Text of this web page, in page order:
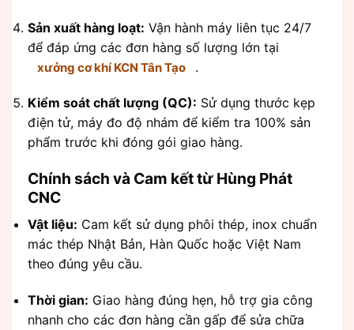
Sản xuất hàng loạt: Vận hành máy liên tục 24/7
để đáp ứng các đơn hàng số lượng lớn tại
xưởng cơ khí KCN Tân Tạo .
Kiểm soát chất lượng (QC): Sử dụng thước kẹp
điện tử, máy đo độ nhám để kiểm tra 100% sản
phẩm trước khi đóng gói giao hàng.
Chính sách và Cam kết từ Hùng Phát
CNC
Vật liệu: Cam kết sử dụng phôi thép, inox chuẩn
mác thép Nhật Bản, Hàn Quốc hoặc Việt Nam
theo đúng yêu cầu.
Thời gian: Giao hàng đúng hẹn, hỗ trợ gia công
nhanh cho các đơn hàng cần gấp để sửa chữa